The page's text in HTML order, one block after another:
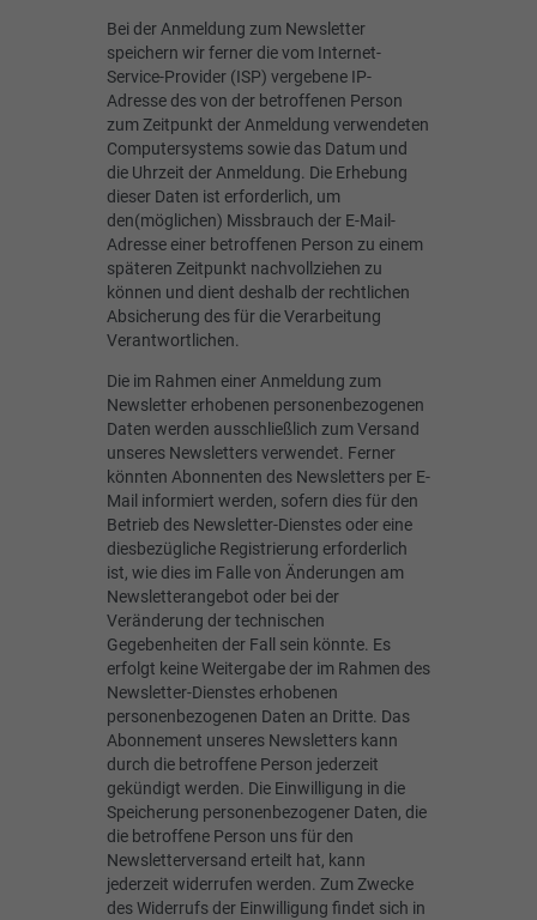
Bei der Anmeldung zum Newsletter
speichern wir ferner die vom Internet-
Service-Provider (ISP) vergebene IP-
Adresse des von der betroffenen Person
zum Zeitpunkt der Anmeldung verwendeten
Computersystems sowie das Datum und
die Uhrzeit der Anmeldung. Die Erhebung
dieser Daten ist erforderlich, um
den(möglichen) Missbrauch der E-Mail-
Adresse einer betroffenen Person zu einem
späteren Zeitpunkt nachvollziehen zu
können und dient deshalb der rechtlichen
Absicherung des für die Verarbeitung
Verantwortlichen.
Die im Rahmen einer Anmeldung zum
Newsletter erhobenen personenbezogenen
Daten werden ausschließlich zum Versand
unseres Newsletters verwendet. Ferner
könnten Abonnenten des Newsletters per E-
Mail informiert werden, sofern dies für den
Betrieb des Newsletter-Dienstes oder eine
diesbezügliche Registrierung erforderlich
ist, wie dies im Falle von Änderungen am
Newsletterangebot oder bei der
Veränderung der technischen
Gegebenheiten der Fall sein könnte. Es
erfolgt keine Weitergabe der im Rahmen des
Newsletter-Dienstes erhobenen
personenbezogenen Daten an Dritte. Das
Abonnement unseres Newsletters kann
durch die betroffene Person jederzeit
gekündigt werden. Die Einwilligung in die
Speicherung personenbezogener Daten, die
die betroffene Person uns für den
Newsletterversand erteilt hat, kann
jederzeit widerrufen werden. Zum Zwecke
des Widerrufs der Einwilligung findet sich in